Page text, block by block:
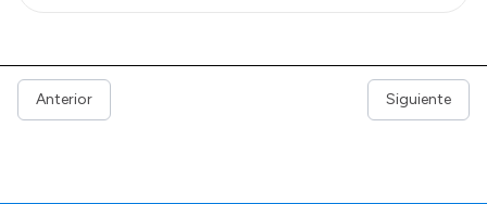
Anterior Siguiente